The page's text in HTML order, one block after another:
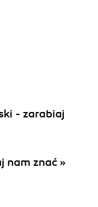
- zarabiaj
nam znać »